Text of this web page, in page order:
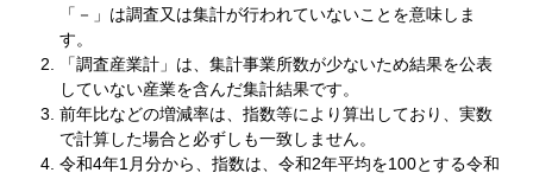
「－」は調査又は集計が行われていないことを意味しま
す。
「調査産業計」は、集計事業所数が少ないため結果を公表
していない産業を含んだ集計結果です。
前年比などの増減率は、指数等により算出しており、実数
で計算した場合と必ずしも一致しません。
令和4年1月分から、指数は、令和2年平均を100とする令和